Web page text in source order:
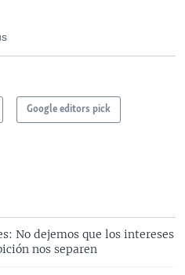
Google editors pick
No dejemos que los intereses
nos separen